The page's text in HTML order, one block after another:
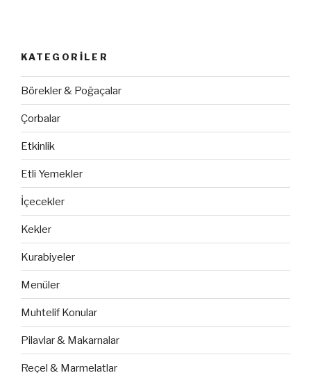
KATEGORILER
Börekler & Poğaçalar
Çorbalar
Etkinlik
Etli Yemekler
İçecekler
Kekler
Kurabiyeler
Menüler
Muhtelif Konular
Pilavlar & Makarnalar
Reçel & Marmelatlar